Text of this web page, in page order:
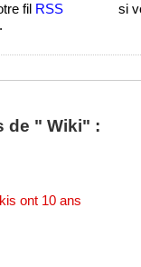
fil
si
de " Wiki" :
ont 10 ans